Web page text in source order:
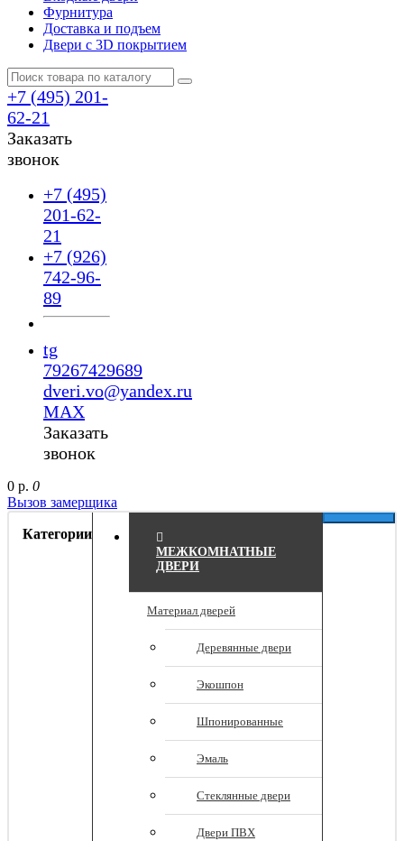
Фурнитура
Доставка и подъем
Двери с 3D покрытием
+7 (495) 201-
62-21
Заказать
звонок
+7 (495)
201-62-
21
+7 (926)
742-96-
89
tg
79267429689
dveri.vo@yandex.ru
MAX
Заказать
звонок
0 р. 0
Вызов замерщика
Категории
МЕЖКОМНАТНЫЕ
ДВЕРИ
Материал дверей
Деревянные двери
Экошпон
Шпонированные
Эмаль
Стеклянные двери
Двери ПВХ